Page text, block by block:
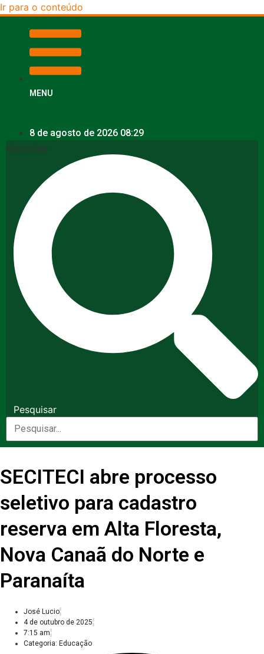
Ir para o conteúdo
MENU
8 de agosto de 2026 08:29
Pesquisar
Pesquisar
SECITECI abre processo
seletivo para cadastro
reserva em Alta Floresta,
Nova Canaã do Norte e
Paranaíta
José Lucio
4 de outubro de 2025
7:15 am
Categoria: Educação